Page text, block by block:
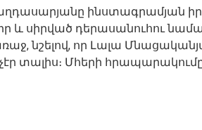
ինստագրամյան իր
և սիրված դերասանուհու
նշելով, որ Լալա
տալիս։ Մհերի